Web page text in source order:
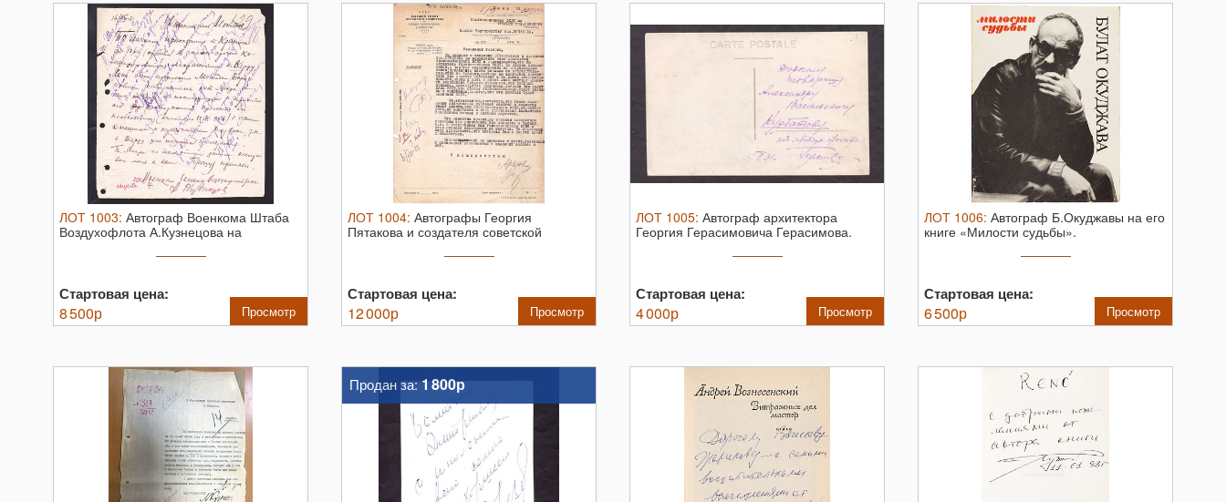
ЛОТ 1003: Автограф Военкома Штаба
Воздухофлота А.Кузнецова на
Стартовая цена:
8 500р Просмотр
ЛОТ 1004: Автографы Георгия
Пятакова и создателя советской
Стартовая цена:
12 000р Просмотр
ЛОТ 1005: Автограф архитектора
Георгия Герасимовича Герасимова.
Стартовая цена:
4 000р Просмотр
ЛОТ 1006: Автограф Б.Окуджавы на его
книге «Милости судьбы».
Стартовая цена:
6 500р Просмотр
Продан за: 1 800р